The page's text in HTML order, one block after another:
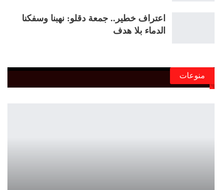
اعتراف خطير.. جمعة دقلو: نهبنا وسفكنا
الدماء بلا هدف
منوعات